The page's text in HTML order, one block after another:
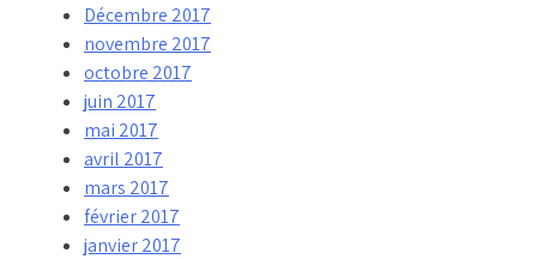
Décembre 2017
novembre 2017
octobre 2017
juin 2017
mai 2017
avril 2017
mars 2017
février 2017
janvier 2017